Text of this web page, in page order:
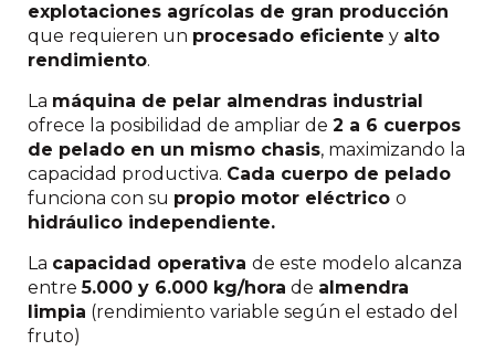
explotaciones agrícolas de gran producción
que requieren un procesado eficiente y alto
rendimiento.
La máquina de pelar almendras industrial
ofrece la posibilidad de ampliar de 2 a 6 cuerpos
de pelado en un mismo chasis, maximizando la
capacidad productiva. Cada cuerpo de pelado
funciona con su propio motor eléctrico o
hidráulico independiente.
La capacidad operativa de este modelo alcanza
entre5.000 y 6.000 kg/hora de almendra
limpia (rendimiento variable según el estado del
fruto)